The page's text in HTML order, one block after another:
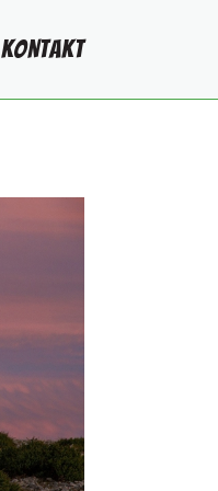
KONTAKT